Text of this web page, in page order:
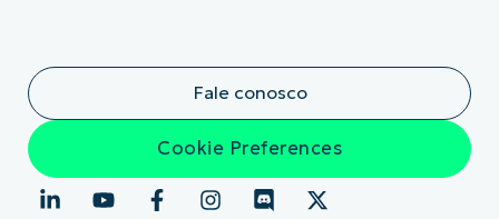
Fale conosco
Cookie Preferences